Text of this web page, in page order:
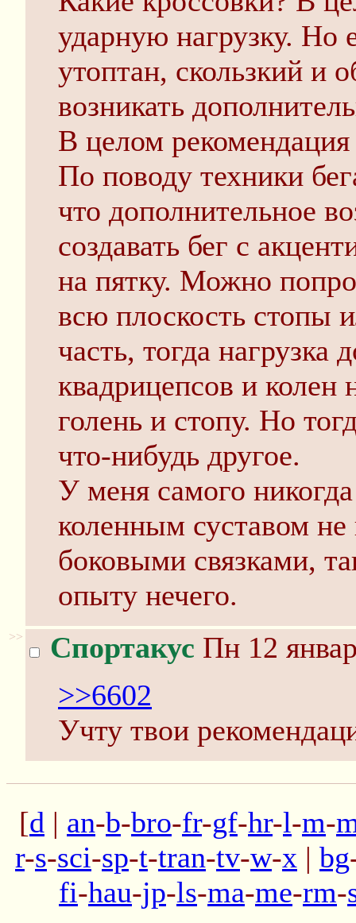
ударную нагрузку. Но
утоптан, скользкий и
возникать
В целом рекомендация
По поводу техники
что дополнительное
создавать бег с
на пятку. Можно
всю плоскость стопы
часть, тогда нагрузка
квадрицепсов и
голень и стопу. Но
что-нибудь другое.
У меня самого
коленным суставом не
боковыми связками,
опыту нечего.
>> Спортакус Пн 12
>>6602
Учту твои
[d | an-b-bro-fr-gf-hr-l-m-
r-s-sci-sp-t-tran-tv-w-x | bg
fi-hau-jp-ls-ma-me-rm-